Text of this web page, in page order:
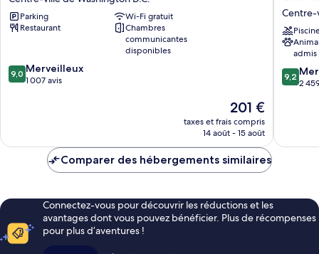
Washington
DC
Centre-
Washington
D.C.
Parking
Wi-Fi gratuit
Restaurant
Chambres
communicantes
disponibles
9.0
sur
9,0 Merveilleux
1 007 avis
Le
nouveau
prix
de
201 €
taxes et frais compris
14 août - 15 août
Hilton
D.C.
Center
D.C.
Centre-
admis
9.2
sur
9,2
2
Comparer des hébergements similaires
Connectez-vous pour découvrir les réductions et les
avantages dont vous pouvez bénéficier. Plus de récompenses
pour plus d’aventures !